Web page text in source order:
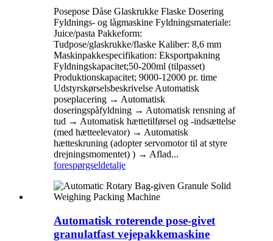
Posepose Dåse Glaskrukke Flaske Dosering
Fyldnings- og lågmaskine Fyldningsmateriale:
Juice/pasta Pakkeform:
Tudpose/glaskrukke/flaske Kaliber: 8,6 mm
Maskinpakkespecifikation: Eksportpakning
Fyldningskapacitet;50-200ml (tilpasset)
Produktionskapacitet; 9000-12000 pr. time
Udstyrskørselsbeskrivelse Automatisk
poseplacering → Automatisk
doseringspåfyldning → Automatisk rensning af
tud → Automatisk hættetilførsel og -indsættelse
(med hætteelevator) → Automatisk
hætteskruning (adopter servomotor til at styre
drejningsmomentet) ) → Aflad...
forespørgseldetalje
Automatisk roterende pose-givet
granulatfast vejepakkemaskine